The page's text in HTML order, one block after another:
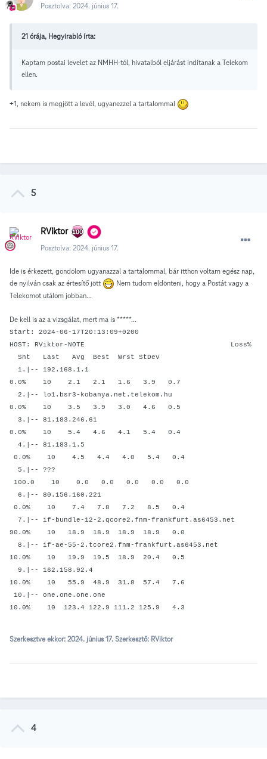
Posztolva: 2024. június 17.
21 órája, Hegyirabló írta:
Kaptam postai levelet az NMHH-tól, hivatalból eljárást indítanak a Telekom
ellen.
+1, nekem is megjött a levél, ugyanezzel a tartalommal
5
RViktor
Posztolva: 2024. június 17.
Ide is érkezett, gondolom ugyanazzal a tartalommal, bár itthon voltam egész nap,
de nyilván csak az értesítő jött
Nem tudom eldönteni, hogy a Postát vagy a
Telekomot utálom jobban...
De kell is az a vizsgálat, mert ma is *****...
Start: 2024-06-17T20:13:09+0200
HOST: RViktor-NOTE Loss%
Snt Last Avg Best Wrst StDev
1.|-- 192.168.1.1
0.0% 10 2.1 2.1 1.6 3.9 0.7
2.|-- lo1.bsr3-kobanya.net.telekom.hu
0.0% 10 3.5 3.9 3.0 4.6 0.5
3.|-- 81.183.246.61
0.0% 10 5.4 4.6 4.1 5.4 0.4
4.|-- 81.183.1.5
0.0% 10 4.5 4.4 4.0 5.4 0.4
5.|-- ???
100.0 10 0.0 0.0 0.0 0.0 0.0
6.|-- 80.156.160.221
0.0% 10 7.4 7.8 7.2 8.5 0.4
7.|-- if-bundle-12-2.qcore2.fnm-frankfurt.as6453.net
90.0% 10 18.9 18.9 18.9 18.9 0.0
8.|-- if-ae-55-2.tcore2.fnm-frankfurt.as6453.net
10.0% 10 19.9 19.5 18.9 20.4 0.5
9.|-- 162.158.92.4
10.0% 10 55.9 48.9 31.8 57.4 7.6
10.|-- one.one.one.one
10.0% 10 123.4 122.9 111.2 125.9 4.3
Szerkesztve ekkor: 2024. június 17. Szerkesztő: RViktor
4